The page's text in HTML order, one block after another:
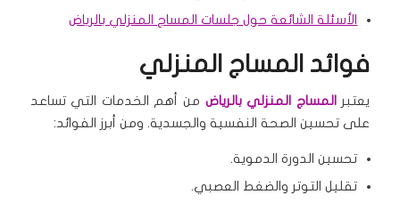
الأسئلة الشائعة حول جلسات المساج المنزلي بالرياض
فوائد المساج المنزلي
يعتبر المساج المنزلي بالرياض من أهم الخدمات التي تساعد
على تحسين الصحة النفسية والجسدية. ومن أبرز الفوائد:
تحسين الدورة الدموية.
تقليل التوتر والضغط العصبي.